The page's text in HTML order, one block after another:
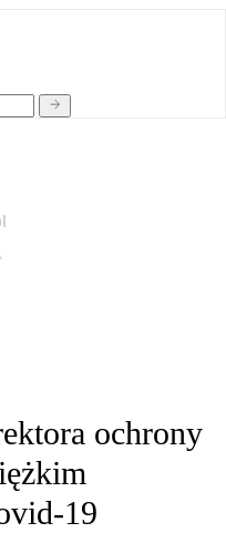
ochrony
19